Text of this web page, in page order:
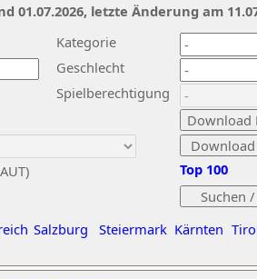
Kategorie
Geschlecht
Spielberechtigung
Salzburg Steiermark Kärnten
Top 100
01.07.2026, letzte Änderung am